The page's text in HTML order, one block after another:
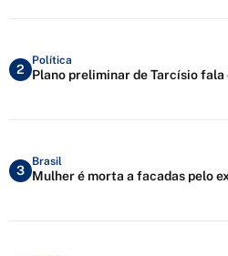
2
Política
Plano preliminar de Tarcísio fala
3
Brasil
Mulher é morta a facadas pelo